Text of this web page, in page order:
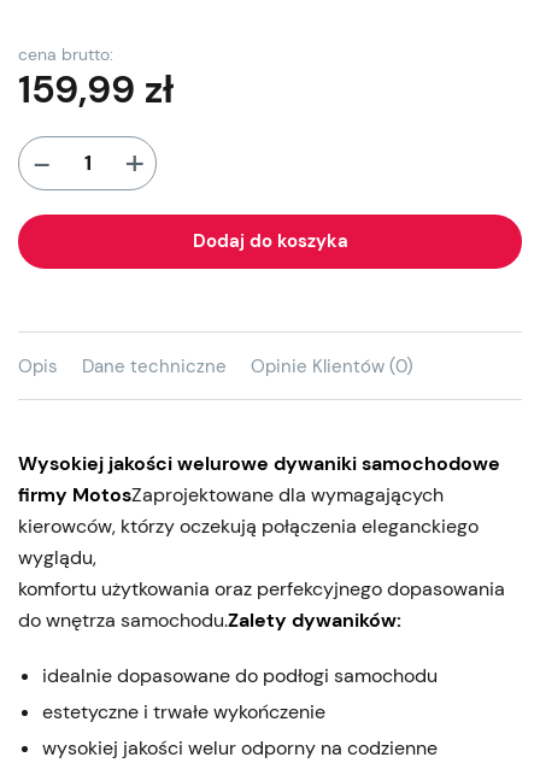
cena brutto:
159,99 zł
- +
Dodaj do koszyka
Opis Dane techniczne Opinie Klientów (0)
Wysokiej jakości welurowe dywaniki samochodowe
firmy MotosZaprojektowane dla wymagających
kierowców, którzy oczekują połączenia eleganckiego
wyglądu,
komfortu użytkowania oraz perfekcyjnego dopasowania
do wnętrza samochodu.Zalety dywaników:
idealnie dopasowane do podłogi samochodu
estetyczne i trwałe wykończenie
wysokiej jakości welur odporny na codzienne